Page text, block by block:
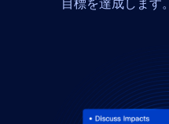
目標を達成します。